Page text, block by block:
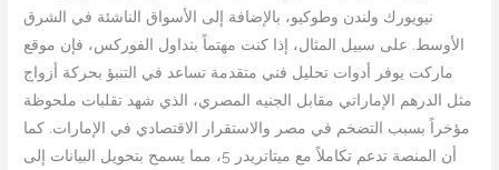
نيويورك ولندن وطوكيو، بالإضافة إلى الأسواق الناشئة في الشرق
الأوسط. على سبيل المثال، إذا كنت مهتماً بتداول الفوركس، فإن موقع
ماركت يوفر أدوات تحليل فني متقدمة تساعد في التنبؤ بحركة أزواج
مثل الدرهم الإماراتي مقابل الجنيه المصري، الذي شهد تقلبات ملحوظة
مؤخراً بسبب التضخم في مصر والاستقرار الاقتصادي في الإمارات. كما
أن المنصة تدعم تكاملاً مع ميتاتريدر 5، مما يسمح بتحويل البيانات إلى